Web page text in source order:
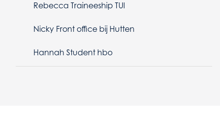
Rebecca Traineeship TUI
Nicky Front office bij Hutten
Hannah Student hbo